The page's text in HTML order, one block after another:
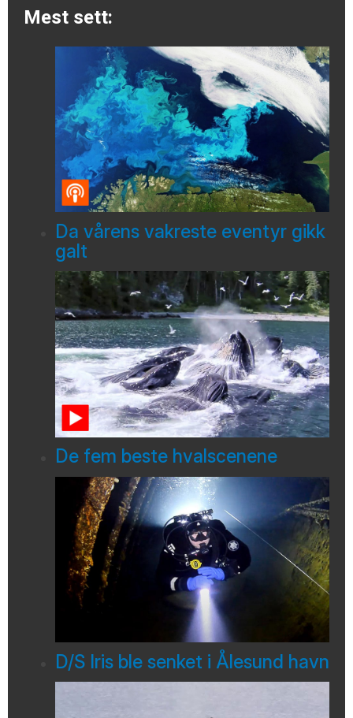
Mest sett:
Da vårens vakreste eventyr gikk
galt
De fem beste hvalscenene
D/S Iris ble senket i Ålesund havn